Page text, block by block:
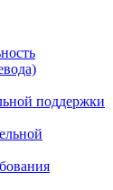
поддержки